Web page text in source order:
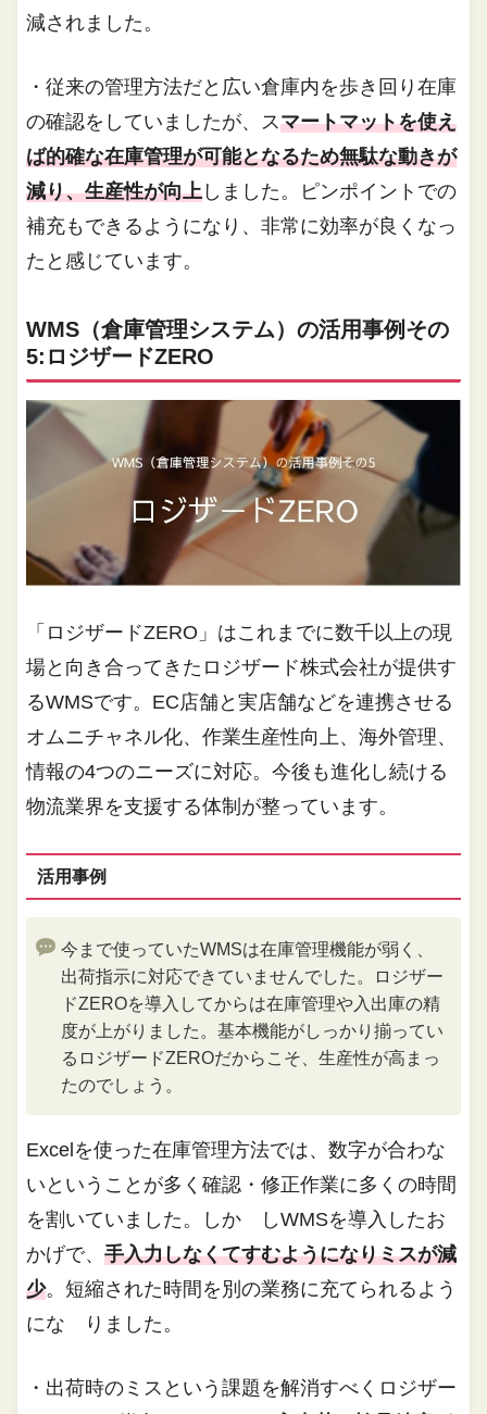
減されました。
・従来の管理方法だと広い倉庫内を歩き回り在庫
の確認をしていましたが、スマートマットを使え
ば的確な在庫管理が可能となるため無駄な動きが
減り、生産性が向上 しました。ピンポイントでの
補充もできるようになり、非常に効率が良くなっ
たと感じています。
WMS（倉庫管理システム）の活用事例その
5:ロジザードZERO
「ロジザードZERO」はこれまでに数千以上の現
場と向き合ってきたロジザード株式会社が提供す
るWMSです。EC店舗と実店舗などを連携させる
オムニチャネル化、作業生産性向上、海外管理、
情報の4つのニーズに対応。今後も進化し続ける
物流業界を支援する体制が整っています。
活用事例
今まで使っていたWMSは在庫管理機能が弱く、
出荷指示に対応できていませんでした。ロジザー
ドZEROを導入してからは在庫管理や入出庫の精
度が上がりました。基本機能がしっかり揃ってい
るロジザードZEROだからこそ、生産性が高まっ
たのでしょう。
Excelを使った在庫管理方法では、数字が合わな
いということが多く確認・修正作業に多くの時間
を割いていました。しか しWMSを導入したお
かげで、手入力しなくてすむようになりミスが減
少。短縮された時間を別の業務に充てられるよう
にな りました。
・出荷時のミスという課題を解消すべくロジザー